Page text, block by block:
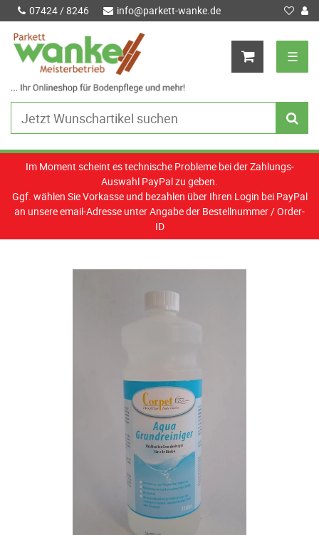
07424 / 8246 info@parkett-wanke.de
☰
Im Moment scheint es technische Probleme bei der Zahlungs-
Auswahl PayPal zu geben.
Ggf. wählen Sie Vorkasse und bezahlen über Ihren Login bei PayPal
an unsere email-Adresse unter Angabe der Bestellnummer / Order-
ID